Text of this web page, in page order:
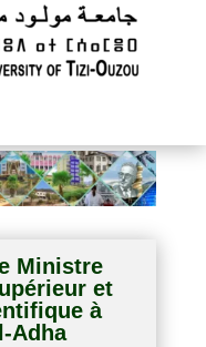
Ministre
et
à
Adha